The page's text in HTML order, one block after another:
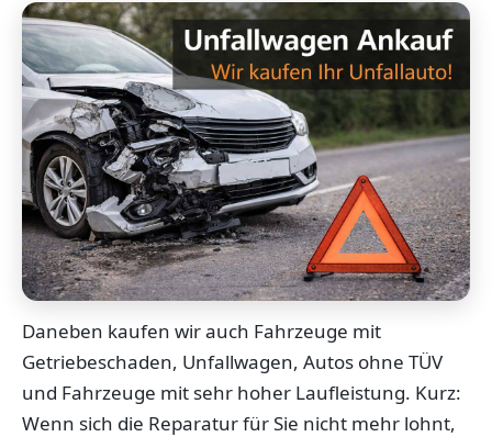
Daneben kaufen wir auch Fahrzeuge mit
Getriebeschaden, Unfallwagen, Autos ohne TÜV
und Fahrzeuge mit sehr hoher Laufleistung. Kurz:
Wenn sich die Reparatur für Sie nicht mehr lohnt,